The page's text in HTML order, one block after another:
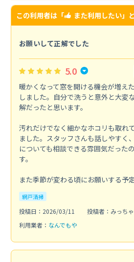
この利用者は「 また利用したい」
お願いして正解でした
5.0
暖かくなって窓を開ける機会が増え
しました。自分で洗うと意外と大変
解だったと思います。
汚れだけでなく細かなホコリも取れ
ました。スタッフさんも話しやすく
についても相談できる雰囲気だった
す。
また季節が変わる頃にお願いする予定
網戸清掃
投稿日：2026/03/11
投稿者：みっち
利用業者： なんでもや